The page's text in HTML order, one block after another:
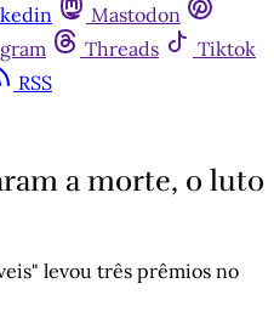
Mastodon
Threads
Tiktok
RSS
a morte, o luto
levou três prêmios no